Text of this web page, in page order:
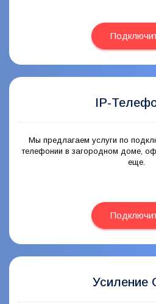
IP-
Мы предлагаем услуги по
телефонии в загородном доме,
еще.
Усиление